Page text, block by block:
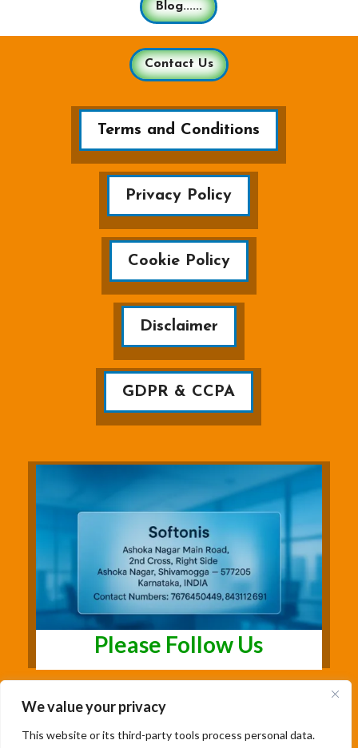
We value your privacy
This website or its third-party tools process personal data.
Blog......
Contact Us
Terms and Conditions
Privacy Policy
Cookie Policy
Disclaimer
GDPR & CCPA
Please Follow Us